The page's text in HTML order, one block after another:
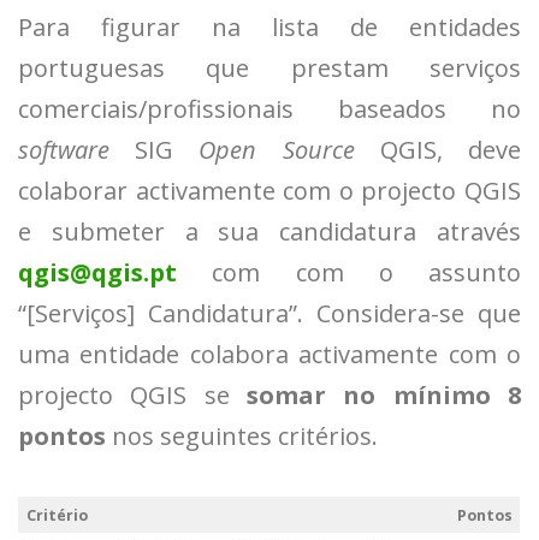
Para figurar na lista de entidades
portuguesas que prestam serviços
comerciais/profissionais baseados no
software SIG Open SourceQGIS, deve
colaborar activamente com o projecto QGIS
e submeter a sua candidatura através
qgis@qgis.pt com com o assunto
“[Serviços] Candidatura”. Considera-se que
uma entidade colabora activamente com o
projecto QGIS se somar no mínimo 8
pontos nos seguintes critérios.
Critério
Pontos